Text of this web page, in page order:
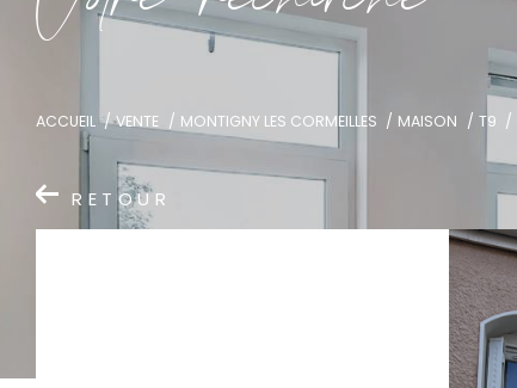
ACCUEIL VENTE MONTIGNY LES CORMEILLES MAISON T9
RETOUR